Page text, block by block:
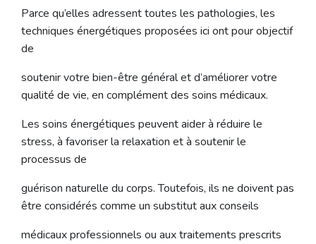
Parce qu’elles adressent toutes les pathologies, les
techniques énergétiques proposées ici ont pour objectif
de
soutenir votre bien-être général et d’améliorer votre
qualité de vie, en complément des soins médicaux.
Les soins énergétiques peuvent aider à réduire le
stress, à favoriser la relaxation et à soutenir le
processus de
guérison naturelle du corps. Toutefois, ils ne doivent pas
être considérés comme un substitut aux conseils
médicaux professionnels ou aux traitements prescrits